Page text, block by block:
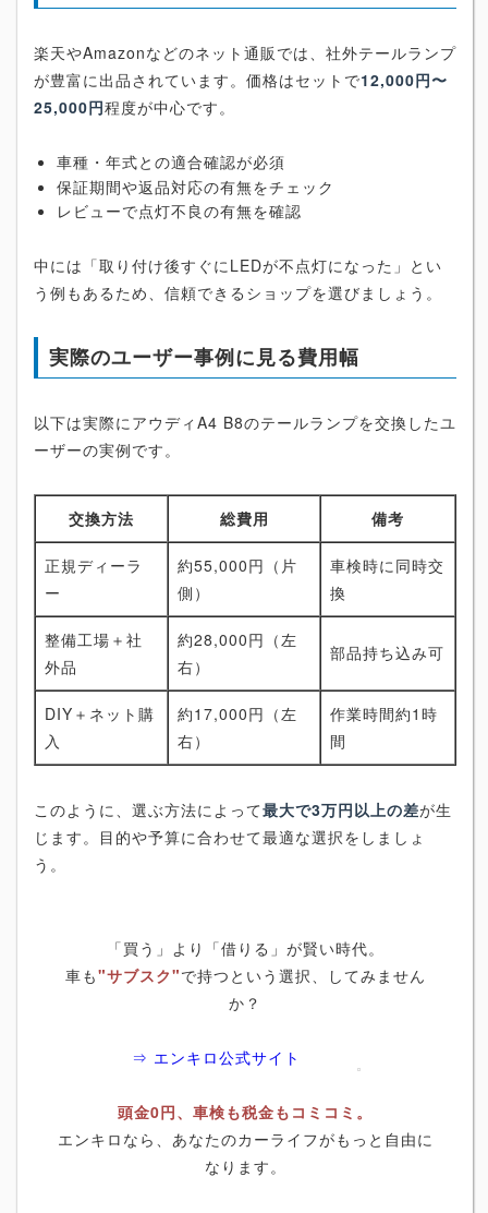
楽天やAmazonなどのネット通販では、社外テールランプ
が豊富に出品されています。価格はセットで12,000円〜
25,000円程度が中心です。
車種・年式との適合確認が必須
保証期間や返品対応の有無をチェック
レビューで点灯不良の有無を確認
中には「取り付け後すぐにLEDが不点灯になった」とい
う例もあるため、信頼できるショップを選びましょう。
実際のユーザー事例に見る費用幅
以下は実際にアウディA4 B8のテールランプを交換したユ
ーザーの実例です。
交換方法 総費用 備考
正規ディーラ
ー
約55,000円（片
側）
車検時に同時交
換
整備工場＋社
外品
約28,000円（左
右）
部品持ち込み可
DIY＋ネット購
入
約17,000円（左
右）
作業時間約1時
間
このように、選ぶ方法によって最大で3万円以上の差が生
じます。目的や予算に合わせて最適な選択をしましょ
う。
「買う」より「借りる」が賢い時代。
車も"サブスク"で持つという選択、してみません
か？
⇒ エンキロ公式サイト
頭金0円、車検も税金もコミコミ。
エンキロなら、あなたのカーライフがもっと自由に
なります。